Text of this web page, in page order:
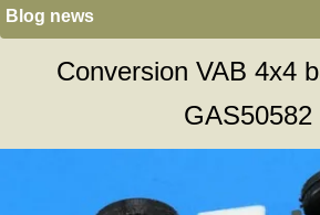
Blog news
Conversion VAB 4x4
GAS50582